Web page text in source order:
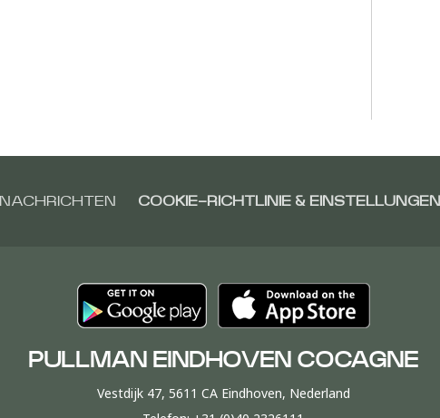
NACHRICHTEN COOKIE-RICHTLINIE & EINSTELLUNGEN
PULLMAN EINDHOVEN COCAGNE
Vestdijk 47, 5611 CA Eindhoven, Nederland